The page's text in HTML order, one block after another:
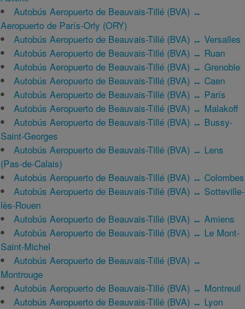
Autobús Aeropuerto de Beauvais-Tillé (BVA) ↔
Aeropuerto de París-Orly (ORY)
Autobús Aeropuerto de Beauvais-Tillé (BVA) ↔ Versalles
Autobús Aeropuerto de Beauvais-Tillé (BVA) ↔ Ruan
Autobús Aeropuerto de Beauvais-Tillé (BVA) ↔ Grenoble
Autobús Aeropuerto de Beauvais-Tillé (BVA) ↔ Caen
Autobús Aeropuerto de Beauvais-Tillé (BVA) ↔ París
Autobús Aeropuerto de Beauvais-Tillé (BVA) ↔ Malakoff
Autobús Aeropuerto de Beauvais-Tillé (BVA) ↔ Bussy-
Saint-Georges
Autobús Aeropuerto de Beauvais-Tillé (BVA) ↔ Lens
(Pas-de-Calais)
Autobús Aeropuerto de Beauvais-Tillé (BVA) ↔ Colombes
Autobús Aeropuerto de Beauvais-Tillé (BVA) ↔ Sotteville-
lès-Rouen
Autobús Aeropuerto de Beauvais-Tillé (BVA) ↔ Amiens
Autobús Aeropuerto de Beauvais-Tillé (BVA) ↔ Le Mont-
Saint-Michel
Autobús Aeropuerto de Beauvais-Tillé (BVA) ↔
Montrouge
Autobús Aeropuerto de Beauvais-Tillé (BVA) ↔ Montreuil
Autobús Aeropuerto de Beauvais-Tillé (BVA) ↔ Lyon